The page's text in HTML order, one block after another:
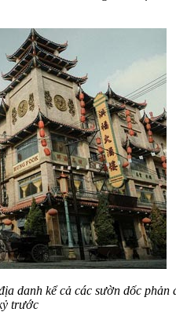
danh kể cả các sườn dốc
trước